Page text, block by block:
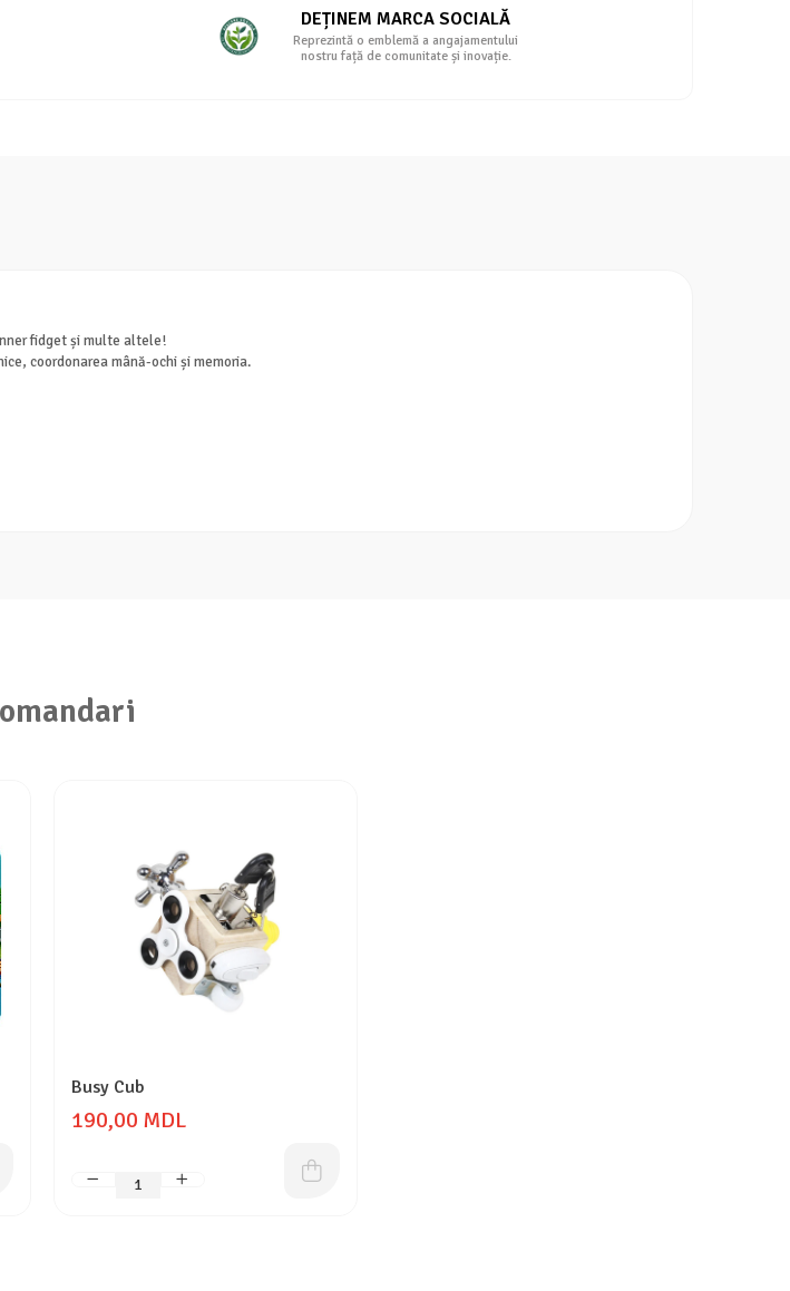
DEȚINEM MARCA SOCIALĂ
Reprezintă o emblemă a angajamentului
nostru față de comunitate și inovație.
fidget și multe altele!
coordonarea mână-ochi și memoria.
Busy Cub
190,00 MDL